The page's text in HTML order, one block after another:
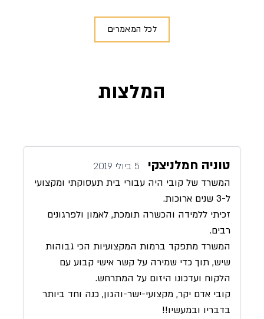
לכל המאמרים
המלצות
טוניה חמלניצקי
5 ביולי 2019
המשרד של קובי היה עבורי בית תעסוקתי ומקצועי
ל-3 שנים ארוכות.
זכיתי ללמידה והכשרה תומכת, לאמון ולפרגונים
רבים.
המשרד מתפקד ברמות המקצועיות הכי גבוהות
שיש, תוך כדי שמירה על קשר אישי קבוע עם
הלקוח ועדכונו היזום על המתרחש.
קובי אדם יקר, מקצועי-ישר-והגון, כנה וחד ביותר
בדבריו ובמעשיו!!